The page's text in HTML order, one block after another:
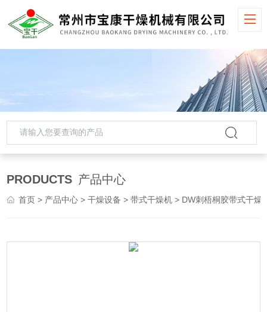
PRODUCTS 产品中心
首页 > 产品中心 >干燥设备 >带式干燥机 > DW刺梧桐胶带式干燥